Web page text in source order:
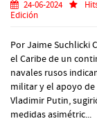
24-06-2024
Edición
Por Jaime Suchlicki
el Caribe de un
navales rusos
militar y el apoyo de
Vladimir Putin,
medidas asimétric...